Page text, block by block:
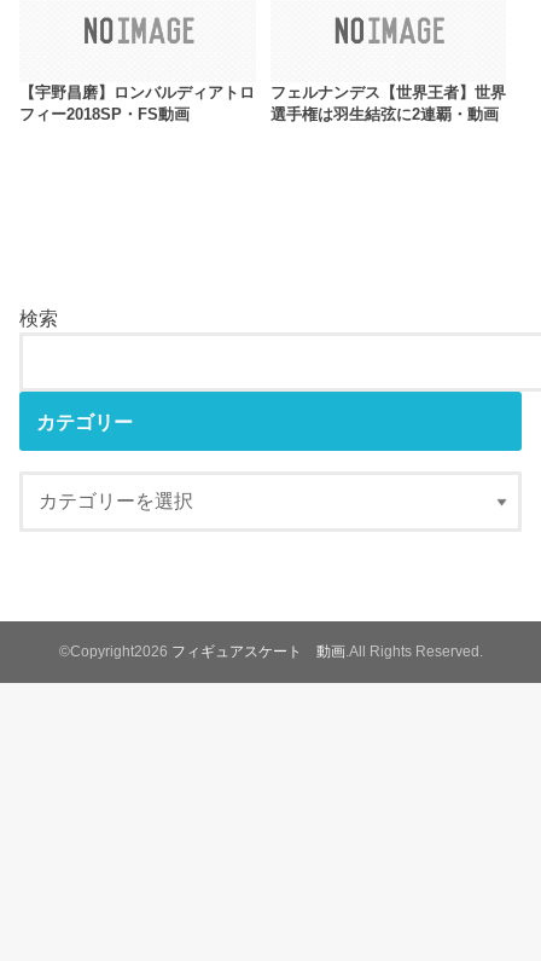
【宇野昌磨】ロンバルディアトロ
フィー2018SP・FS動画
フェルナンデス【世界王者】世界
選手権は羽生結弦に2連覇・動画
検索
カテゴリー
©Copyright2026 フィギュアスケート 動画.All Rights Reserved.